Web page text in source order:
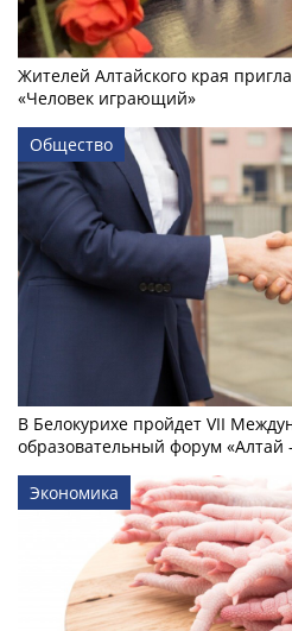
Жителей Алтайского края
«Человек играющий»
Общество
В Белокурихе пройдет VII
образовательный форум «Алтай
Экономика